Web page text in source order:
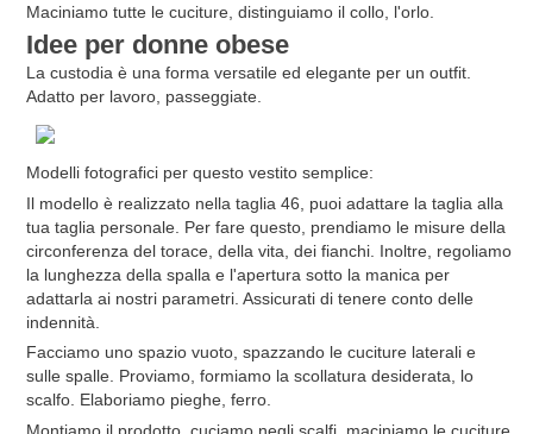
Maciniamo tutte le cuciture, distinguiamo il collo, l'orlo.
Idee per donne obese
La custodia è una forma versatile ed elegante per un outfit.
Adatto per lavoro, passeggiate.
Modelli fotografici per questo vestito semplice:
Il modello è realizzato nella taglia 46, puoi adattare la taglia alla
tua taglia personale. Per fare questo, prendiamo le misure della
circonferenza del torace, della vita, dei fianchi. Inoltre, regoliamo
la lunghezza della spalla e l'apertura sotto la manica per
adattarla ai nostri parametri. Assicurati di tenere conto delle
indennità.
Facciamo uno spazio vuoto, spazzando le cuciture laterali e
sulle spalle. Proviamo, formiamo la scollatura desiderata, lo
scalfo. Elaboriamo pieghe, ferro.